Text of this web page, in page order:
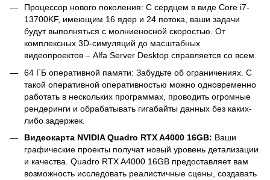
Процессор нового поколения: С сердцем в виде Core i7-
13700KF, имеющим 16 ядер и 24 потока, ваши задачи
будут выполняться с молниеносной скоростью. От
комплексных 3D-симуляций до масштабных
видеопроектов – Alfa Server Desktop справляется со всем.
64 ГБ оперативной памяти: Забудьте об ограничениях. С
такой оперативной оперативностью можно одновременно
работать в нескольких программах, проводить огромные
рендеринги и обрабатывать гигабайты данных без каких-
либо задержек.
Видеокарта NVIDIA Quadro RTX A4000 16GB: Ваши
графические проекты получат новый уровень детализации
и качества. Quadro RTX A4000 16GB предоставляет вам
возможность исследовать реалистичные сцены, создавать